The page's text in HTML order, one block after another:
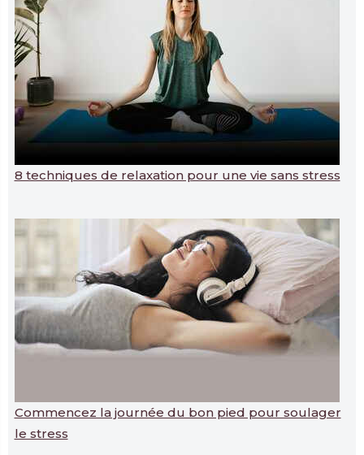
8 techniques de relaxation pour une vie sans stress
Commencez la journée du bon pied pour soulager
le stress